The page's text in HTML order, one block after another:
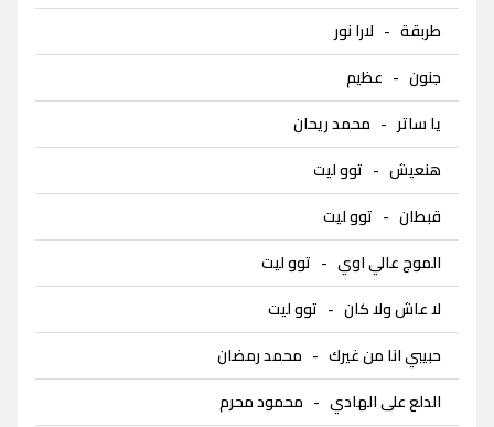
طربقة - لارا نور
جنون - عظيم
يا ساتر - محمد ريحان
هنعيش - توو ليت
قبطان - توو ليت
الموج عالي اوي - توو ليت
لا عاش ولا كان - توو ليت
حبيبي انا من غيرك - محمد رمضان
الدلع على الهادي - محمود محرم